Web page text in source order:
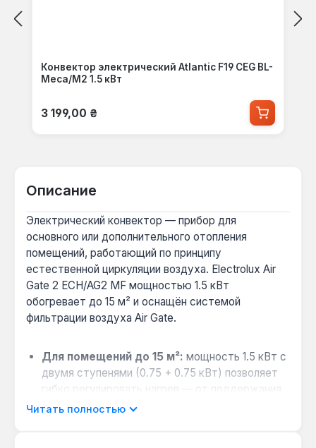
Конвектор электрический Atlantic F19 CEG BL-
Meca/M2 1.5 кВт
Обычная цена:
3 199,00 ₴
Описание
Электрический конвектор — прибор для
основного или дополнительного отопления
помещений, работающий по принципу
естественной циркуляции воздуха. Electrolux Air
Gate 2 ECH/AG2 MF мощностью 1.5 кВт
обогревает до 15 м² и оснащён системой
фильтрации воздуха Air Gate.
Для помещений до 15 м²: мощность 1.5 кВт с
двумя ступенями (0.75 + 0.75 кВт) позволяет
гибко регулировать нагрев — от поддержания
температуры в спальне до быстрого прогрева
Читать полностью